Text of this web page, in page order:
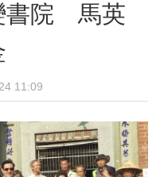
書院 馬英
11:09